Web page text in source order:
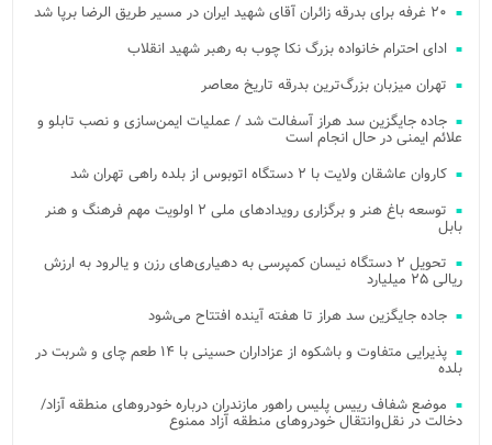
۲۰ غرفه برای بدرقه زائران آقای شهید ایران در مسیر طریق الرضا برپا شد
ادای احترام خانواده بزرگ نکا چوب به رهبر شهید انقلاب
تهران میزبان بزرگ‌ترین بدرقه تاریخ معاصر
جاده جایگزین سد هراز آسفالت شد / عملیات ایمن‌سازی و نصب تابلو و
علائم ایمنی در حال انجام است
کاروان عاشقان ولایت با ۲ دستگاه اتوبوس از بلده راهی تهران شد
توسعه باغ هنر و برگزاری رویدادهای ملی ۲ اولویت مهم فرهنگ و هنر
بابل
تحویل ۲ دستگاه نیسان کمپرسی به دهیاری‌های رزن و یالرود به ارزش
ریالی ۲۵ میلیارد
جاده جایگزین سد هراز تا هفته آینده افتتاح می‌شود
پذیرایی متفاوت و باشکوه از عزاداران حسینی با ۱۴ طعم چای و شربت در
بلده
موضع شفاف رییس پلیس راهور مازندران درباره خودروهای منطقه آزاد/
دخالت در نقل‌وانتقال خودروهای منطقه آزاد ممنوع